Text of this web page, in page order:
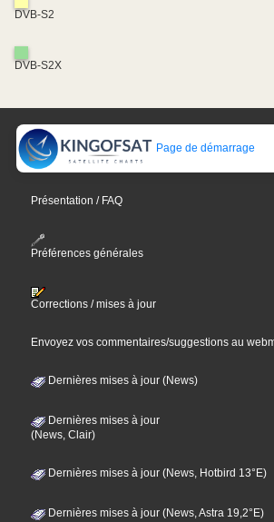
DVB-S2
DVB-S2X
Page de démarrage
Présentation / FAQ
Préférences générales
Corrections / mises à jour
Envoyez vos commentaires/suggestions au
Dernières mises à jour (News)
Dernières mises à jour
(News, Clair)
Dernières mises à jour (News, Hotbird 13°E)
Dernières mises à jour (News, Astra 19,2°E)